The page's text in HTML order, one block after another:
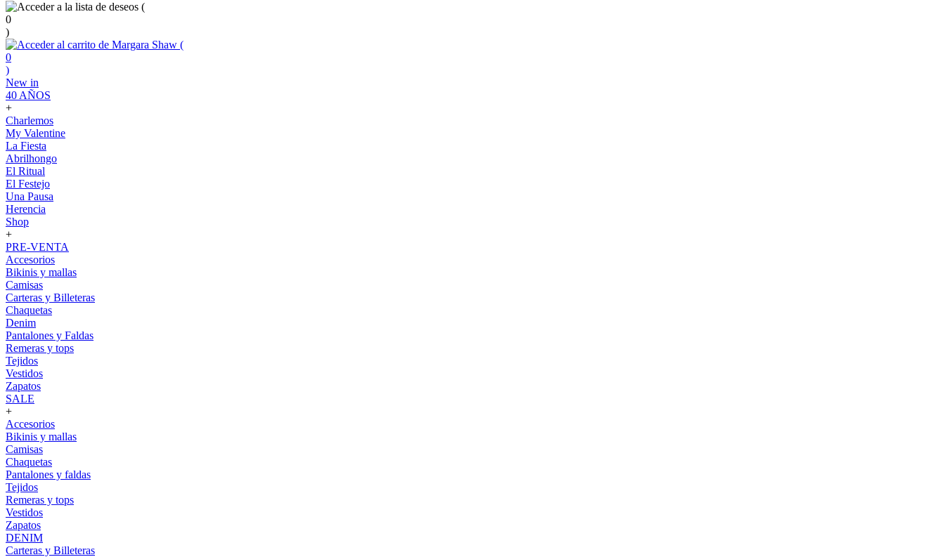
(
0
)
(
0
)
New in
40 AÑOS
+
Charlemos
My Valentine
La Fiesta
Abrilhongo
El Ritual
El Festejo
Una Pausa
Herencia
Shop
+
PRE-VENTA
Accesorios
Bikinis y mallas
Camisas
Carteras y Billeteras
Chaquetas
Denim
Pantalones y Faldas
Remeras y tops
Tejidos
Vestidos
Zapatos
SALE
+
Accesorios
Bikinis y mallas
Camisas
Chaquetas
Pantalones y faldas
Tejidos
Remeras y tops
Vestidos
Zapatos
DENIM
Carteras y Billeteras